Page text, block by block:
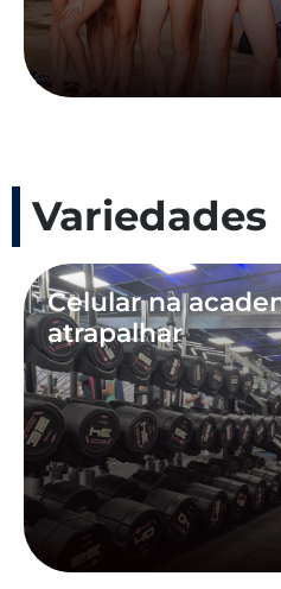
Variedades
Celular na
atrapalhar